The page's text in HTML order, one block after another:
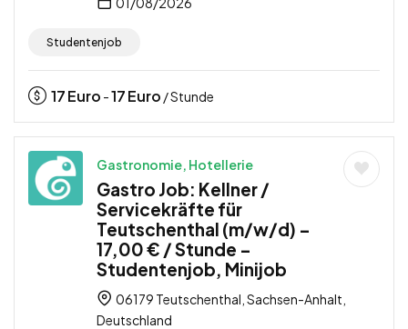
Studentenjob
17Euro -17Euro / Stunde
Gastronomie, Hotellerie
Gastro Job: Kellner /
Servicekräfte für
Teutschenthal (m/w/d) –
17,00 € / Stunde –
Studentenjob, Minijob
06179 Teutschenthal, Sachsen-Anhalt,
Deutschland